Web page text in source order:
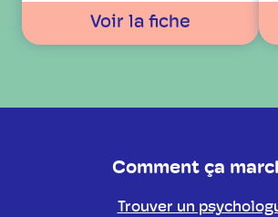
Voir la fiche
Comment ça
Trouver un